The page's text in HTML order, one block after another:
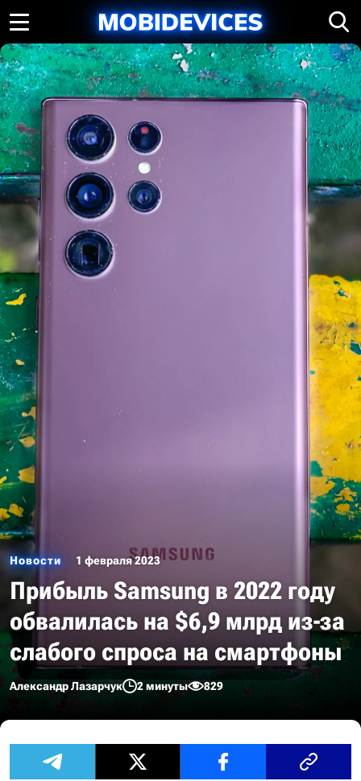
Новости 1 февраля 2023
Прибыль Samsung в 2022 году
обвалилась на $6,9 млрд из-за
cлабого спроса на смартфоны
Александр Лазарчук 2 минуты 829